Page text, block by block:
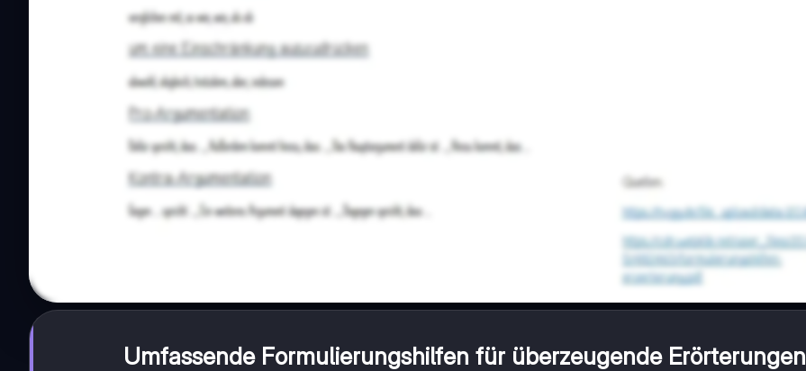
Umfassende Formulierungshilfen für überzeugende Erörterungen